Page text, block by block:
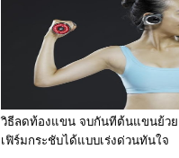
วิธีลดท้องแขน จบกันทีต้นแขนย้วย
เฟิร์มกระชับได้แบบเร่งด่วนทันใจ